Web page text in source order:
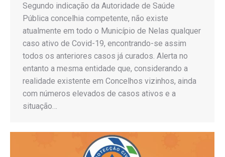
Segundo indicação da Autoridade de Saúde
Pública concelhia competente, não existe
atualmente em todo o Município de Nelas qualquer
caso ativo de Covid-19, encontrando-se assim
todos os anteriores casos já curados. Alerta no
entanto a mesma entidade que, considerando a
realidade existente em Concelhos vizinhos, ainda
com números elevados de casos ativos e a
situação…